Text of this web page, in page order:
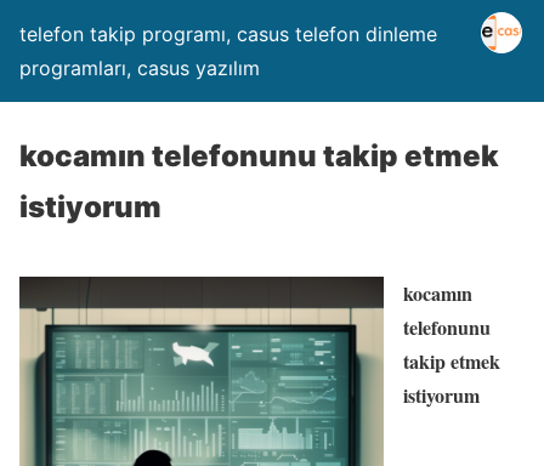
telefon takip programı, casus telefon dinleme
programları, casus yazılım
kocamın telefonunu takip etmek
istiyorum
kocamın
telefonunu
takip etmek
istiyorum